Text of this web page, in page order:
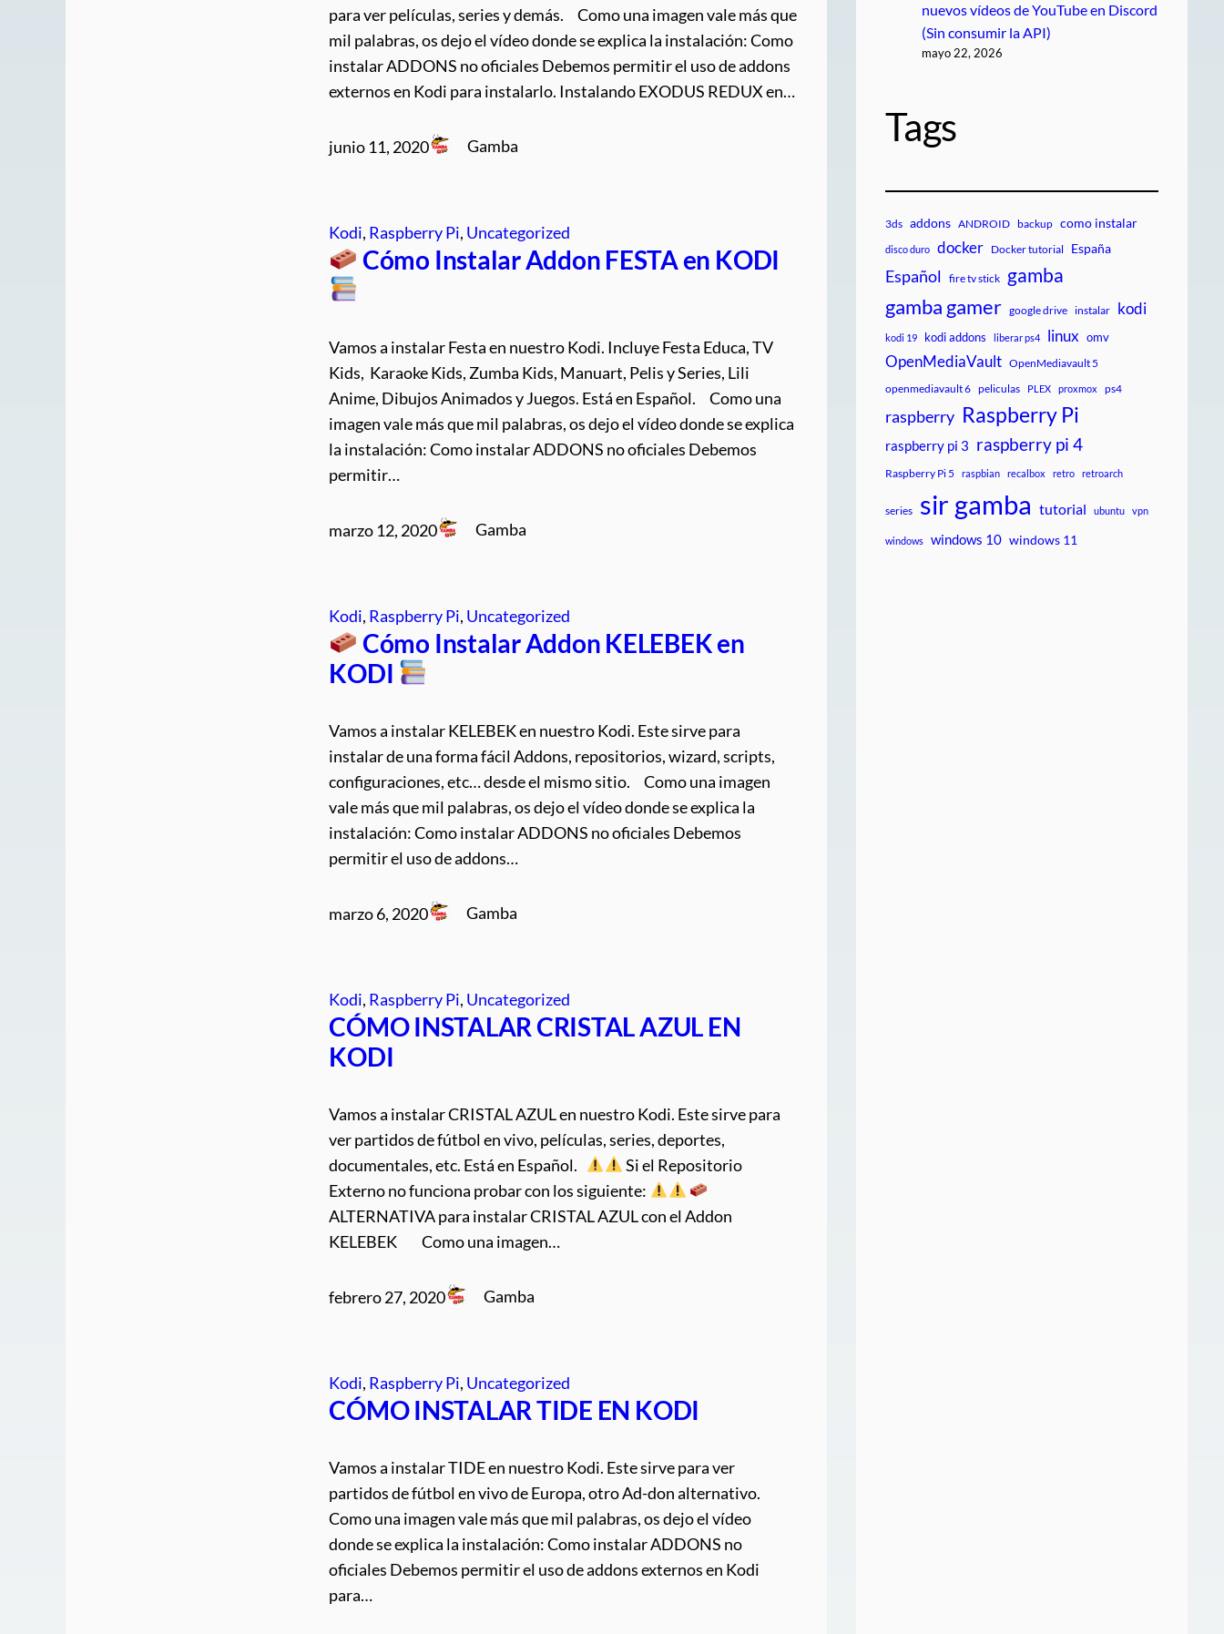
para ver películas, series y demás. Como una imagen vale más que
mil palabras, os dejo el vídeo donde se explica la instalación: Como
instalar ADDONS no oficiales Debemos permitir el uso de addons
externos en Kodi para instalarlo. Instalando EXODUS REDUX en…
junio 11, 2020 Gamba
Kodi, Raspberry Pi, Uncategorized
Cómo Instalar Addon FESTA en KODI
Vamos a instalar Festa en nuestro Kodi. Incluye Festa Educa, TV
Kids, Karaoke Kids, Zumba Kids, Manuart, Pelis y Series, Lili
Anime, Dibujos Animados y Juegos. Está en Español. Como una
imagen vale más que mil palabras, os dejo el vídeo donde se explica
la instalación: Como instalar ADDONS no oficiales Debemos
permitir…
marzo 12, 2020 Gamba
Kodi, Raspberry Pi, Uncategorized
Cómo Instalar Addon KELEBEK en
KODI
Vamos a instalar KELEBEK en nuestro Kodi. Este sirve para
instalar de una forma fácil Addons, repositorios, wizard, scripts,
configuraciones, etc… desde el mismo sitio. Como una imagen
vale más que mil palabras, os dejo el vídeo donde se explica la
instalación: Como instalar ADDONS no oficiales Debemos
permitir el uso de addons…
marzo 6, 2020 Gamba
Kodi, Raspberry Pi, Uncategorized
CÓMO INSTALAR CRISTAL AZUL EN
KODI
Vamos a instalar CRISTAL AZUL en nuestro Kodi. Este sirve para
ver partidos de fútbol en vivo, películas, series, deportes,
documentales, etc. Está en Español.
Si el Repositorio
Externo no funciona probar con los siguiente:
ALTERNATIVA para instalar CRISTAL AZUL con el Addon
KELEBEK Como una imagen…
febrero 27, 2020 Gamba
Kodi, Raspberry Pi, Uncategorized
CÓMO INSTALAR TIDE EN KODI
Vamos a instalar TIDE en nuestro Kodi. Este sirve para ver
partidos de fútbol en vivo de Europa, otro Ad-don alternativo.
Como una imagen vale más que mil palabras, os dejo el vídeo
donde se explica la instalación: Como instalar ADDONS no
oficiales Debemos permitir el uso de addons externos en Kodi
para…
nuevos vídeos de YouTube en Discord
(Sin consumir la API)
mayo 22, 2026
Tags
3ds addons ANDROID backup como instalar
disco duro docker Docker tutorial España
Español fire tv stick gamba
gamba gamer google drive instalar kodi
kodi 19 kodi addons liberar ps4 linux omv
OpenMediaVault OpenMediavault 5
openmediavault 6 peliculas PLEX proxmox ps4
raspberry Raspberry Pi
raspberry pi 3 raspberry pi 4
Raspberry Pi 5 raspbian recalbox retro retroarch
series sir gamba tutorial ubuntu vpn
windows windows 10 windows 11